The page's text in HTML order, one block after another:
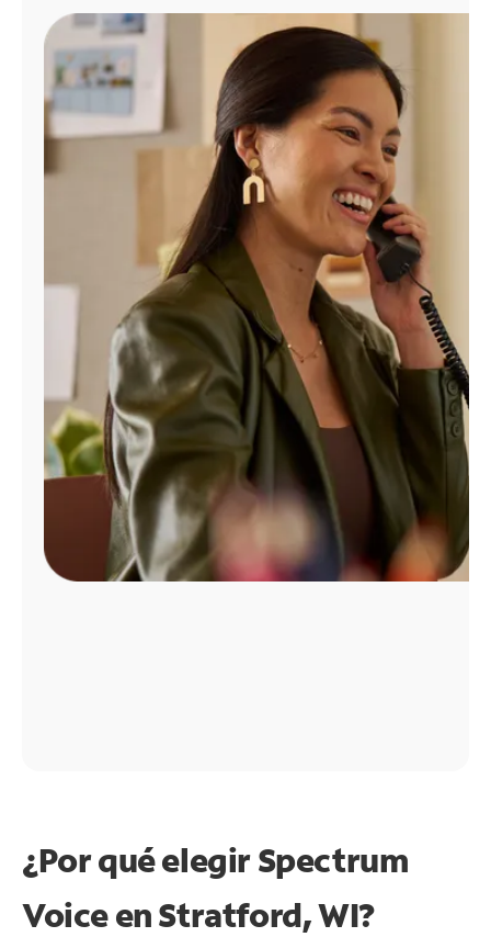
Administrar
cuenta
Encuentra
tienda
¿Por qué elegir Spectrum
Voice en Stratford, WI?